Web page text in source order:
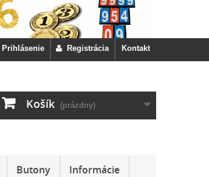
Kontakt
Registrácia
Prihlásenie
Košík (prázdny)
Butony Informácie